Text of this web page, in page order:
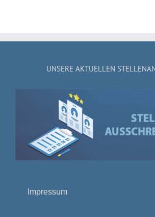
UNSERE AKTUELLEN
Impressum